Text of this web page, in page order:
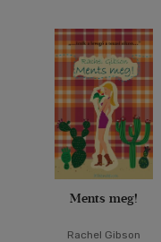
Ments meg!
Rachel Gibson